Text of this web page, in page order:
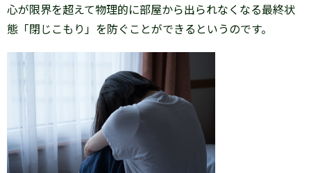
心が限界を超えて物理的に部屋から出られなくなる最終状
態「閉じこもり」を防ぐことができるというのです。